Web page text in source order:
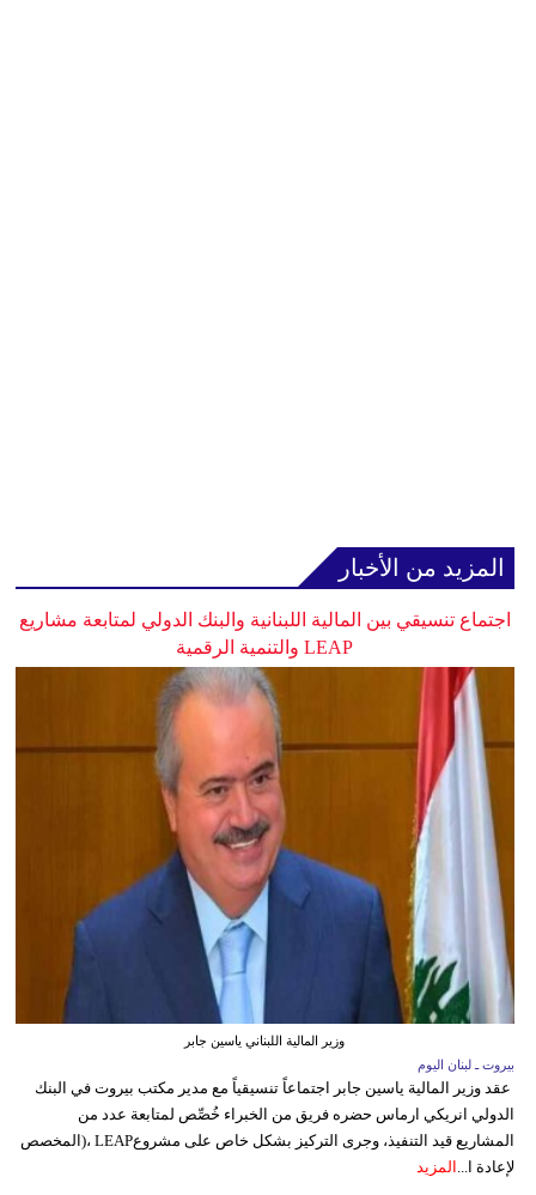
المزيد من الأخبار
اجتماع تنسيقي بين المالية اللبنانية والبنك الدولي لمتابعة مشاريع
LEAP والتنمية الرقمية
وزير المالية اللبناني ياسين جابر
بيروت ـ لبنان اليوم
عقد وزير المالية ياسين جابر اجتماعاً تنسيقياً مع مدير مكتب بيروت في البنك
الدولي انريكي ارماس حضره فريق من الخبراء خُصِّص لمتابعة عدد من
المشاريع قيد التنفيذ، وجرى التركيز بشكل خاص على مشروعLEAP ،(المخصص
لإعادة ا... المزيد